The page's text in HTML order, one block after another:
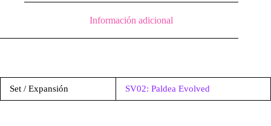
Información adicional
Set / Expansión SV02: Paldea Evolved